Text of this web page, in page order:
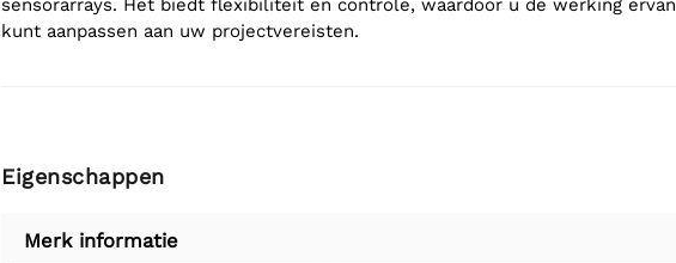
sensorarrays. Het biedt flexibiliteit en controle, waardoor u de werking ervan
kunt aanpassen aan uw projectvereisten.
Eigenschappen
Merk informatie